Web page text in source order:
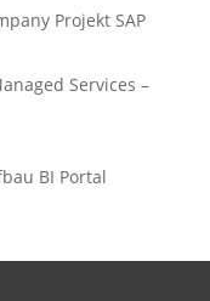
Projekt SAP
Services –
BI Portal